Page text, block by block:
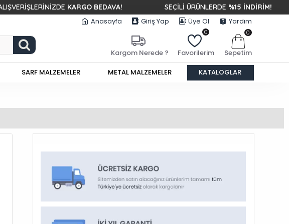
KARGO BEDAVA! SEÇİLİ ÜRÜNLERDE%15 İNDİRİM!
Anasayfa Giriş Yap Üye Ol Yardım
Kargom Nerede ? Favorilerim
0
Sepetim
0
SARF MALZEMELER METAL MALZEMELER KATALOGLAR